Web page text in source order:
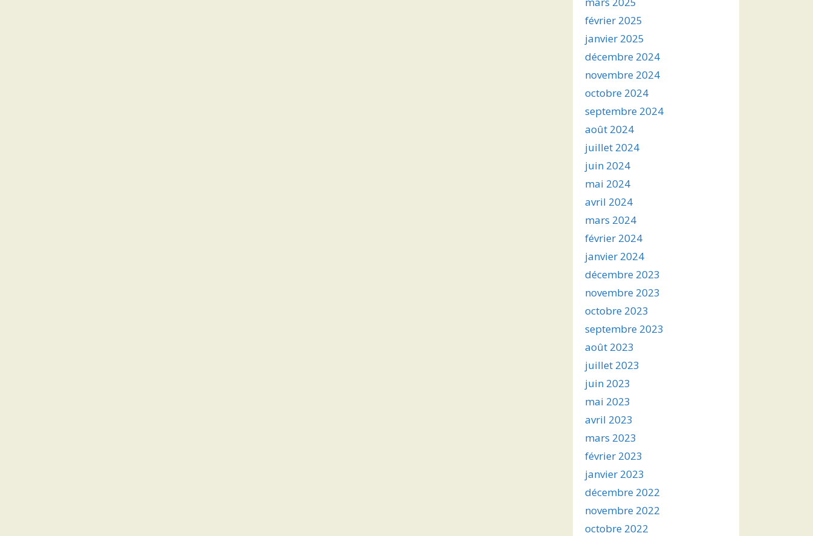
février 2025
janvier 2025
décembre 2024
novembre 2024
octobre 2024
septembre 2024
août 2024
juillet 2024
juin 2024
mai 2024
avril 2024
mars 2024
février 2024
janvier 2024
décembre 2023
novembre 2023
octobre 2023
septembre 2023
août 2023
juillet 2023
juin 2023
mai 2023
avril 2023
mars 2023
février 2023
janvier 2023
décembre 2022
novembre 2022
octobre 2022